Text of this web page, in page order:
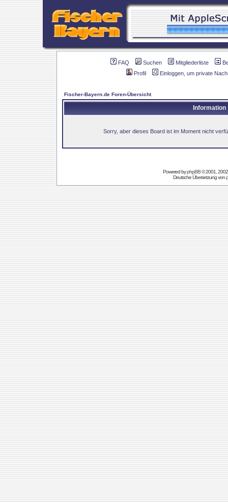
FAQ Suchen Mitgliederliste
Profil
Einloggen, um private
Fischer-Bayern.de Foren-Übersicht
Information
Sorry, aber dieses Board ist im Moment nicht
Powered byphpBB© 2001,
Deutsche Übersetzung von